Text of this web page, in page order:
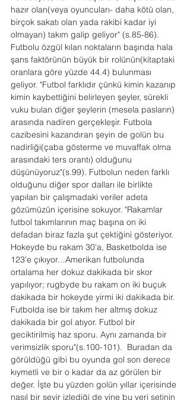
hazır olan(veya oyuncuları- daha kötü olan,
birçok sakatı olan yada rakibi kadar iyi
olmayan) takım galip geliyor" (s.85-86).
Futbolu özgül kılan noktaların başında hala
şans faktörünün büyük bir rolünün(kitaptaki
oranlara göre yüzde 44.4) bulunması
geliyor. "Futbol farklıdır çünkü kimin kazanıp
kimin kaybettiğini belirleyen şeyler, sürekli
vuku bulan diğer şeylerin (mesela pasların)
arasında nadiren gerçekleşir. Futbola
cazibesini kazandıran şeyin de golün bu
nadirliği(çaba gösterme ve muvaffak olma
arasındaki ters orantı) olduğunu
düşünüyoruz"(s.99). Futbolun neden farklı
olduğunu diğer spor dalları ile birlikte
yapılan bir çalışmadaki veriler adeta
gözümüzün içerisine sokuyor. "Rakamlar
futbol takımlarının maç başına on iki
defadan biraz fazla şut çektiğini gösteriyor.
Hokeyde bu rakam 30'a, Basketbolda ise
123'e çıkıyor…Amerikan futbolunda
ortalama her dokuz dakikada bir skor
yapılıyor; rugbyde bu rakam on iki buçuk
dakikada bir hokeyde yirmi iki dakikada bir.
Futbolda ise bir takım her altmış dokuz
dakikada bir gol atıyor. Futbol bir
geciktirilmiş haz sporu. Aynı zamanda bir
verimsizlik sporu"(s.100-101).  Buradan da
görüldüğü gibi bu oyunda gol son derece
kıymetli ve bir o kadar da az görülen bir
değer. İşte bu yüzden golün yıllar içerisinde
nasıl bir seyir izlediği de yine bu veri setinin